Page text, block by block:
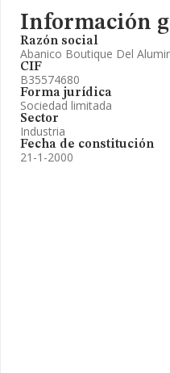
Información
Razón social
Abanico Boutique Del
CIF
B35574680
Forma jurídica
Sociedad limitada
Sector
Industria
Fecha de constitución
21-1-2000